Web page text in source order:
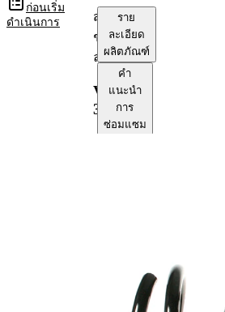
ก่อนเริ่ม
ดำเนินการ
สปริง
ช่วง
ล่าง
VKDL
34090
ราย
ละเอียด
ผลิตภัณฑ์
คำ
แนะนำ
การ
ซ่อมแซม
ข้อมูลผลิตภัณฑ์
คุณสมบัติ
ค่า